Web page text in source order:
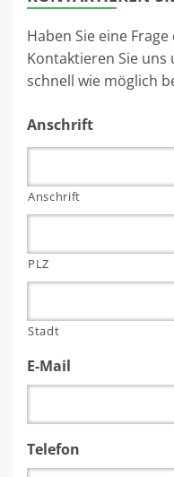
Haben Sie eine
Kontaktieren Sie
schnell wie möglich
Anschrift
Anschrift
PLZ
Stadt
E-Mail
Telefon